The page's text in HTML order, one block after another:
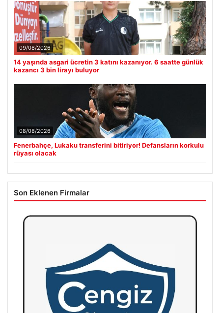
09/08/2026
14 yaşında asgari ücretin 3 katını kazanıyor. 6 saatte günlük
kazancı 3 bin lirayı buluyor
08/08/2026
Fenerbahçe, Lukaku transferini bitiriyor! Defansların korkulu
rüyası olacak
Son Eklenen Firmalar